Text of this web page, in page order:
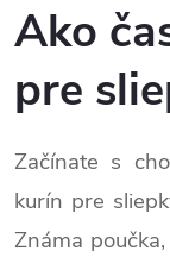
Ako
pre
Začínate s
kurín pre
Známa